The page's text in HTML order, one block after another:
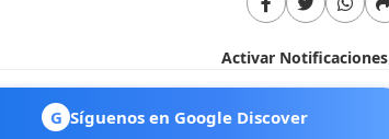
Activar Notificaciones
G Síguenos en Google Discover